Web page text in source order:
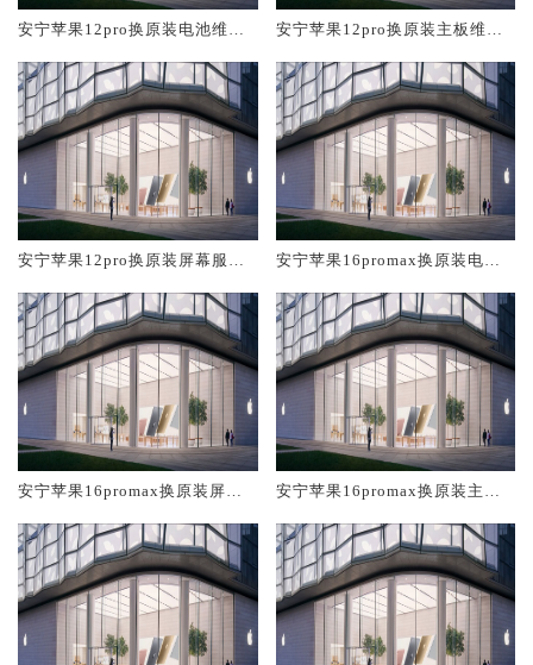
安宁苹果12pro换原装电池维修
安宁苹果12pro换原装主板维修
安宁苹果12pro换原装屏幕服务
安宁苹果16promax换原装电池
安宁苹果16promax换原装屏幕
安宁苹果16promax换原装主板